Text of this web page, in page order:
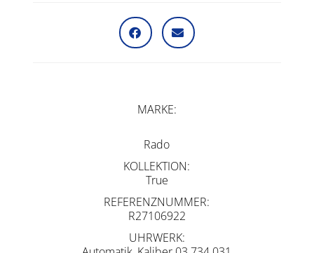
MARKE
Rado
KOLLEKTION
True
REFERENZNUMMER
R27106922
UHRWERK